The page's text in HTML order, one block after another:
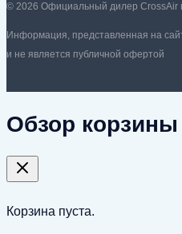
© 2026 Официальный дилер CrossAir
Информация, представленная на
и не является публичной офертой
Обзор корзины
Корзина пуста.